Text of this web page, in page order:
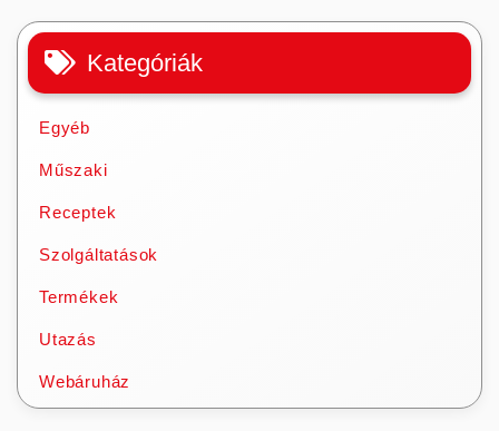
Kategóriák
Egyéb
Műszaki
Receptek
Szolgáltatások
Termékek
Utazás
Webáruház